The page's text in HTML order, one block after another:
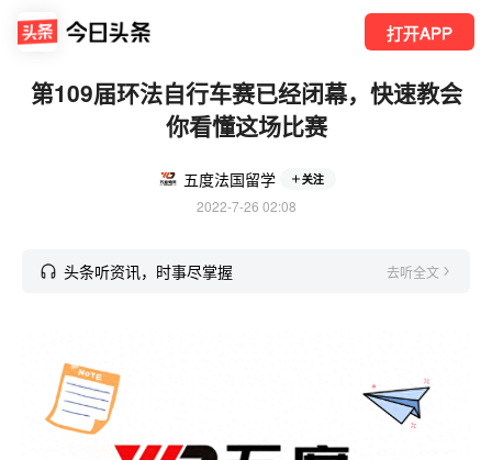
打开APP
第109届环法自行车赛已经闭幕，快速教会
你看懂这场比赛
五度法国留学 关注
2022-7-26 02:08
头条听资讯，时事尽掌握 去听全文